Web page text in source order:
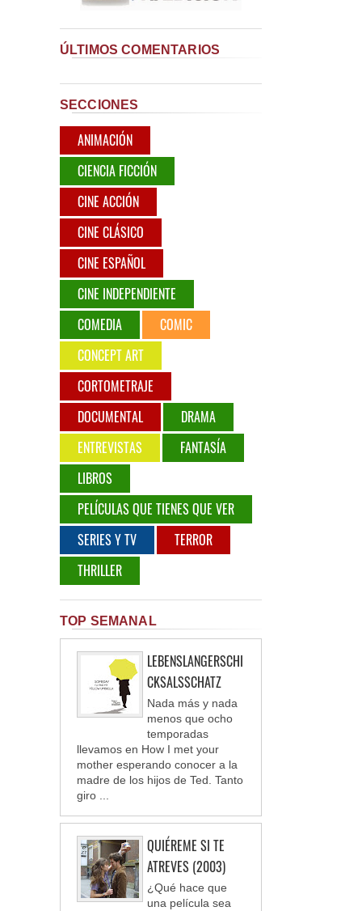
ÚLTIMOS COMENTARIOS
SECCIONES
ANIMACIÓN
CIENCIA FICCIÓN
CINE ACCIÓN
CINE CLÁSICO
CINE ESPAÑOL
CINE INDEPENDIENTE
COMEDIA
COMIC
CONCEPT ART
CORTOMETRAJE
DOCUMENTAL
DRAMA
ENTREVISTAS
FANTASÍA
LIBROS
PELÍCULAS QUE TIENES QUE VER
SERIES Y TV
TERROR
THRILLER
TOP SEMANAL
LEBENSLANGERSCHI
CKSALSSCHATZ
Nada más y nada
menos que ocho
temporadas
llevamos en How I met your
mother esperando conocer a la
madre de los hijos de Ted. Tanto
giro ...
QUIÉREME SI TE
ATREVES (2003)
¿Qué hace que
una película sea